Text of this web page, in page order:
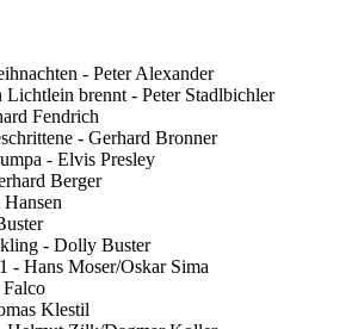
- Peter Alexander
brennt - Peter Stadlbichler
Fendrich
- Gerhard Bronner
- Elvis Presley
Berger
- Dolly Buster
- Hans Moser/Oskar Sima
Klestil